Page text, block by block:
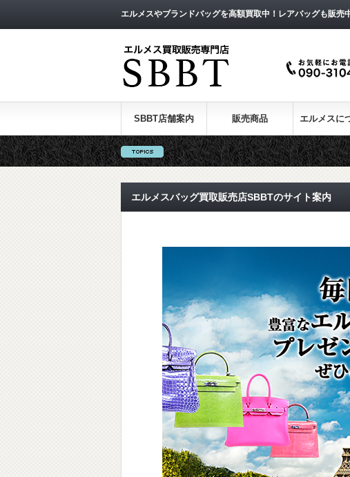
エルメスやブランドバッグを高額買取中！レアバッグも販
SBBT店舗案内 販売商品 エルメスに
エルメスバッグ買取販売店SBBTのサイト案内